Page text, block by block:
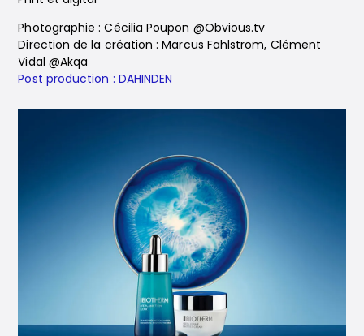
Photographie : Cécilia Poupon @Obvious.tv
Direction de la création : Marcus Fahlstrom, Clément
Vidal @Akqa
Post production : DAHINDEN